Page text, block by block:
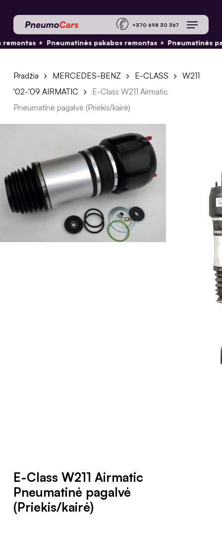
main
content
+370 698 30
Menu
✦ Pneumatinės pakabos remontas✦ Pneumatinės
Pradžia MERCEDES-BENZ E-CLASS
W211
'02-'09 AIRMATIC
E-Class W211 Airmatic
Pneumatinė pagalvė (Priekis/kairė)
E-Class W211 Airmatic
Pneumatinė pagalvė
(Priekis/kairė)